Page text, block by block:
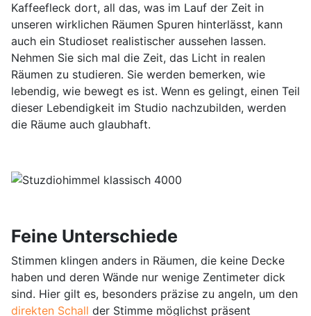
Kaffeefleck dort, all das, was im Lauf der Zeit in
unseren wirklichen Räumen Spuren hinterlässt, kann
auch ein Studioset realistischer aussehen lassen.
Nehmen Sie sich mal die Zeit, das Licht in realen
Räumen zu studieren. Sie werden bemerken, wie
lebendig, wie bewegt es ist. Wenn es gelingt, einen Teil
dieser Lebendigkeit im Studio nachzubilden, werden
die Räume auch glaubhaft.
Feine Unterschiede
Stimmen klingen anders in Räumen, die keine Decke
haben und deren Wände nur wenige Zentimeter dick
sind. Hier gilt es, besonders präzise zu angeln, um den
direkten Schall der Stimme möglichst präsent